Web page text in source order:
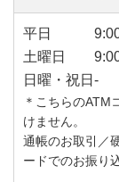
平日
土曜日
日曜・祝日 -
＊こちらのATM
けません。
通帳のお取引／
ードでのお振り